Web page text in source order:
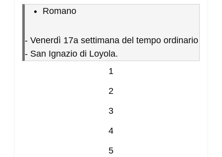
Romano
- Venerdì 17a settimana del tempo ordinario
- San Ignazio di Loyola.
1
2
3
4
5